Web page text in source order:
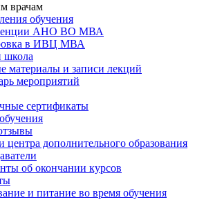
врачам
обучения
АНО ВО МВА
в ИВЦ МВА
школа
материалы и записи лекций
мероприятий
сертификаты
центра дополнительного образования
об окончании курсов
и питание во время обучения